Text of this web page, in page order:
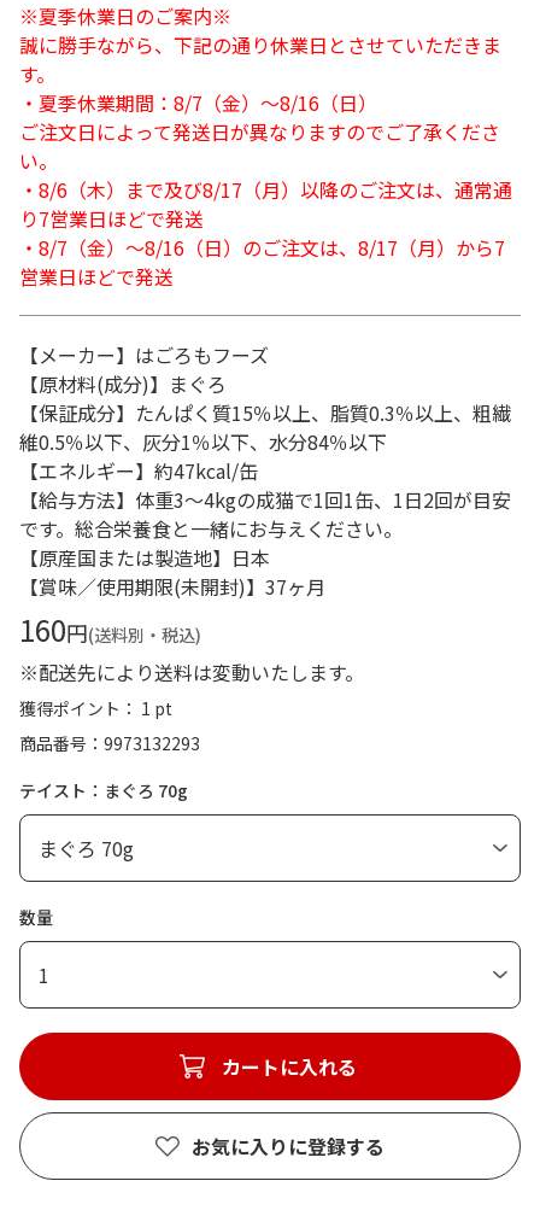
※夏季休業日のご案内※
誠に勝手ながら、下記の通り休業日とさせていただきま
す。
・夏季休業期間：8/7（金）～8/16（日）
ご注文日によって発送日が異なりますのでご了承くださ
い。
・8/6（木）まで及び8/17（月）以降のご注文は、通常通
り7営業日ほどで発送
・8/7（金）～8/16（日）のご注文は、8/17（月）から7
営業日ほどで発送
【メーカー】はごろもフーズ
【原材料(成分)】まぐろ
【保証成分】たんぱく質15％以上、脂質0.3％以上、粗繊
維0.5％以下、灰分1％以下、水分84％以下
【エネルギー】約47kcal/缶
【給与方法】体重3～4kgの成猫で1回1缶、1日2回が目安
です。総合栄養食と一緒にお与えください。
【原産国または製造地】日本
【賞味／使用期限(未開封)】37ヶ月
160円(送料別・税込)
※配送先により送料は変動いたします。
獲得ポイント： 1 pt
商品番号
9973132293
テイスト：まぐろ 70g
数量
1
カートに入れる
お気に入りに登録する